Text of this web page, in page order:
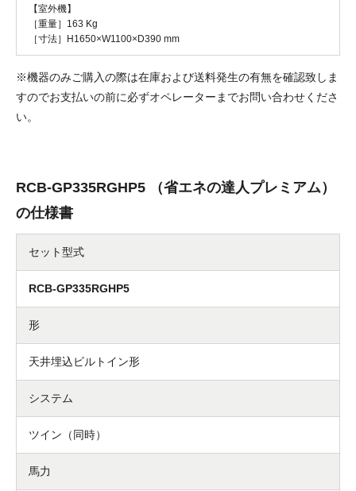
【室外機】
［重量］163 Kg
［寸法］H1650×W1100×D390 mm
※機器のみご購入の際は在庫および送料発生の有無を確認致しま
すのでお支払いの前に必ずオペレーターまでお問い合わせくださ
い。
RCB-GP335RGHP5 （省エネの達人プレミアム）
の仕様書
セット型式
RCB-GP335RGHP5
形
天井埋込ビルトイン形
システム
ツイン（同時）
馬力